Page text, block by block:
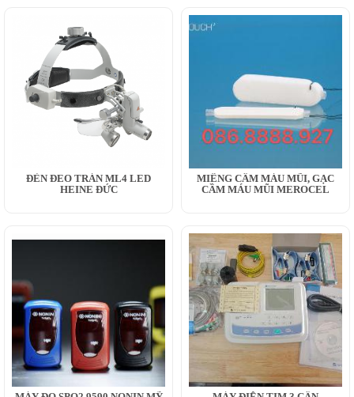
ĐÈN ĐEO TRÁN ML4 LED
HEINE ĐỨC
MIẾNG CẦM MÁU MŨI, GẠC
CẦM MÁU MŨI MEROCEL